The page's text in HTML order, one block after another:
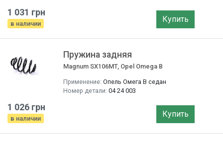
1 031 грн
в наличии Купить
Пружина задняя
Magnum SX106MT, Opel Omega B
Применение: Опель Омега B седан
Номер детали: 04 24 003
1 026 грн
в наличии Купить